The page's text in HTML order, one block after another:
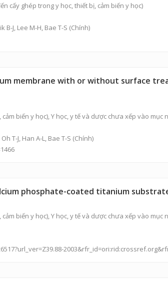
cấy ghép trong y học, thiết bị, cảm biến y học)
B-J, Lee M-H, Bae T-S (Chính)
membrane with or without surface
biến y học), Y học, y tế và dược chưa xếp vào mục
T-J, Han A-L, Bae T-S (Chính)
phosphate-coated titanium
biến y học), Y học, y tế và dược chưa xếp vào mục